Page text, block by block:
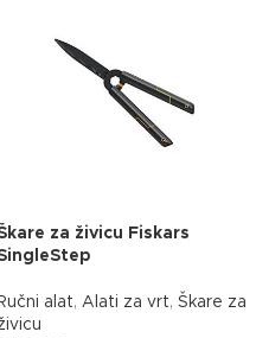
za živicu Fiskars
Ručni alat, Alati za vrt, Škare za